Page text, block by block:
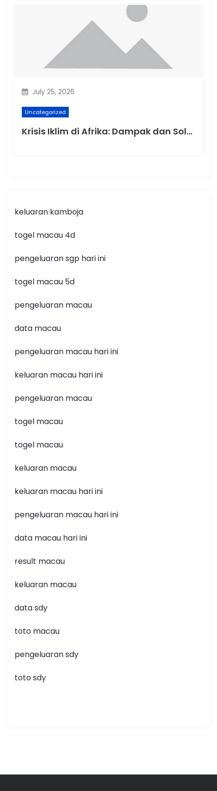
July 25, 2026
Uncategorized
Krisis Iklim di Afrika: Dampak dan Solusi
keluaran kamboja
togel macau 4d
pengeluaran sgp hari ini
togel macau 5d
pengeluaran macau
data macau
pengeluaran macau hari ini
keluaran macau hari ini
pengeluaran macau
togel macau
togel macau
keluaran macau
keluaran macau hari ini
pengeluaran macau hari ini
data macau hari ini
result macau
keluaran macau
data sdy
toto macau
pengeluaran sdy
toto sdy